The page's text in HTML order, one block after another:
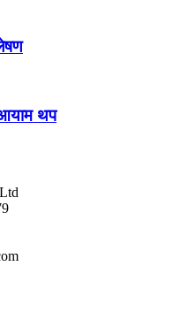
आयाम थप